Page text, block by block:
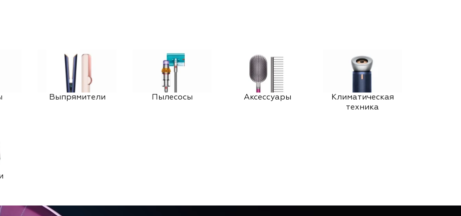
Выпрямители Пылесосы Аксессуары
Климатическая
техника